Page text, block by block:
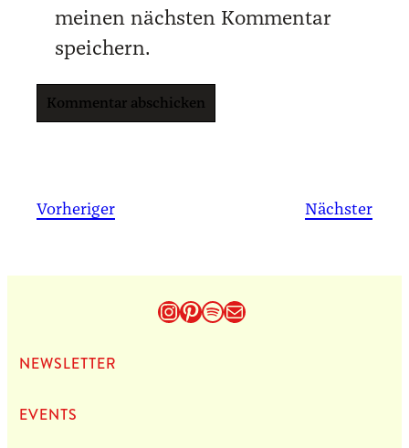
meinen nächsten Kommentar
speichern.
Vorheriger Nächster
Instagram
Pinterest
Spotify
E-Mail
NEWS­LET­TER
EVENTS